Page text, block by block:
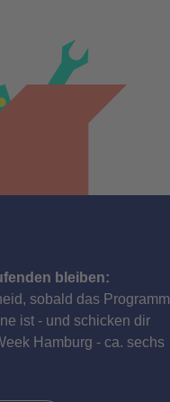
bleiben:
sobald das Programm
ist - und schicken dir
Hamburg - ca. sechs